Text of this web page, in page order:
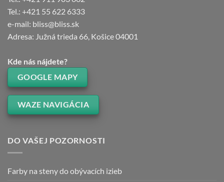
Tel.: +421 55 622 6333
e-mail: bliss@bliss.sk
Adresa: Južná trieda 66, Košice 04001
Kde nás nájdete?
GOOGLE MAPY
WAZE NAVIGÁCIA
DO VAŠEJ POZORNOSTI
Farby na steny do obývacích izieb